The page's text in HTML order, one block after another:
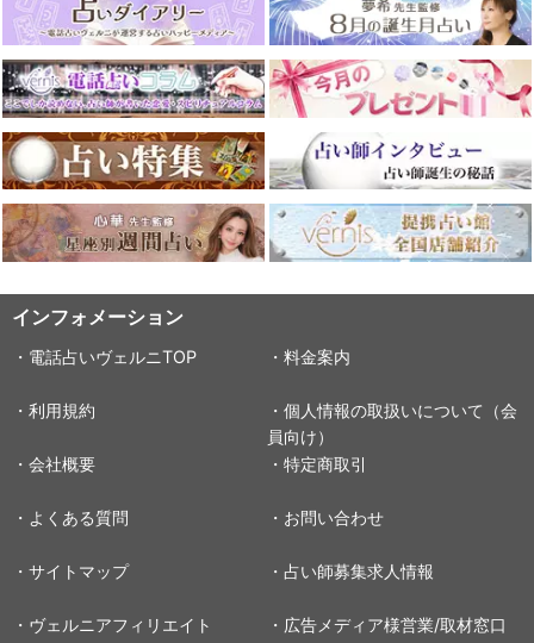
インフォメーション
・電話占いヴェルニTOP ・料金案内
・利用規約
・個人情報の取扱いについて（会
員向け）
・会社概要
・特定商取引
・よくある質問 ・お問い合わせ
・サイトマップ ・占い師募集求人情報
・ヴェルニアフィリエイト ・広告メディア様営業/取材窓口